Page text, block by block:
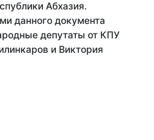
Абхазия.
данного документа
депутаты от КПУ
и Виктория